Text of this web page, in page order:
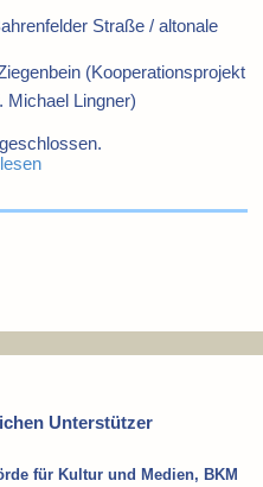
Straße / altonale
(Kooperationsprojekt
Michael Lingner)
Unterstützer
für Kultur und Medien, BKM